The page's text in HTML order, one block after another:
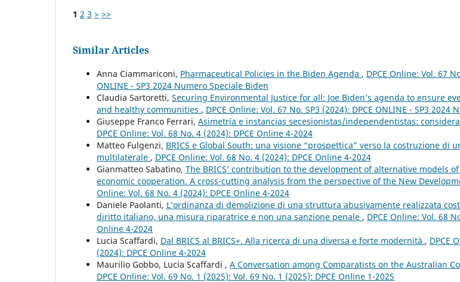
1 2 3 > >>
Similar Articles
Anna Ciammariconi, Pharmaceutical Policies in the Biden Agenda , DPCE Online: Vol. 67
ONLINE - SP3 2024 Numero Speciale Biden
Claudia Sartoretti, Securing Environmental Justice for all: Joe Biden’s agenda to ensure
and healthy communities , DPCE Online: Vol. 67 No. SP3 (2024): DPCE ONLINE - SP3 2024
Giuseppe Franco Ferrari, Asimetría e instancias secesionistas/independentistas:
DPCE Online: Vol. 68 No. 4 (2024): DPCE Online 4-2024
Matteo Fulgenzi, BRICS e Global South: una visione “prospettica” verso la costruzione di
multilaterale , DPCE Online: Vol. 68 No. 4 (2024): DPCE Online 4-2024
Gianmatteo Sabatino, The BRICS’ contribution to the development of alternative models
economic cooperation. A cross-cutting analysis from the perspective of the New
Online: Vol. 68 No. 4 (2024): DPCE Online 4-2024
Daniele Paolanti, L’ordinanza di demolizione di una struttura abusivamente realizzata
diritto italiano, una misura riparatrice e non una sanzione penale , DPCE Online: Vol. 68
Online 4-2024
Lucia Scaffardi, Dal BRICS al BRICS+. Alla ricerca di una diversa e forte modernità , DPCE
(2024): DPCE Online 4-2024
Maurilio Gobbo, Lucia Scaffardi , A Conversation among Comparatists on the Australian
DPCE Online: Vol. 69 No. 1 (2025): Vol. 69 No. 1 (2025): DPCE Online 1-2025